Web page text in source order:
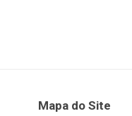
Mapa do Site